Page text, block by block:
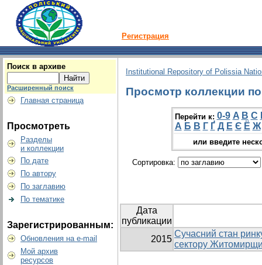
Регистрация
Поиск в архиве
Расширенный поиск
Главная страница
Просмотреть
Разделы
и коллекции
По дате
По автору
По заглавию
По тематике
Зарегистрированным:
Обновления на e-mail
Мой архив
ресурсов
Institutional Repository of Polissia
Просмотр коллекции
Перейти к: 0-9 A B C
А Б В Г Ґ Д Е Є Ё Ж
или введите
Сортировка:
Дата
публикации
2015
Сучасний стан
сектору